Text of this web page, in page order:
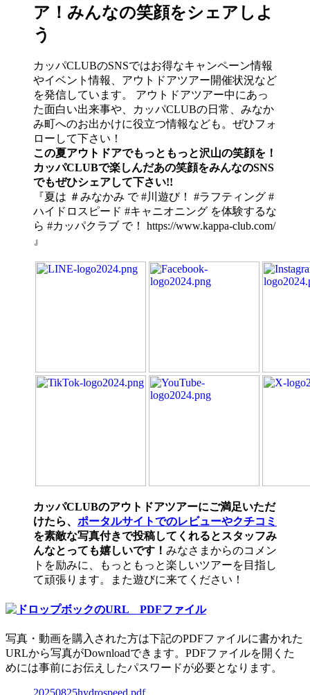
ア！みんなの笑顔をシェアしよ
う
カッパCLUBのSNSではお得なキャンペーン情報
やイベント情報、アウトドアツアー開催状況など
を発信しています。 アウトドアツアー中にあっ
た面白い出来事や、カッパCLUBの日常、みなか
み町へのお出かけに役立つ情報なども。ぜひフォ
ローして下さい！
この夏アウトドアでもっともっと沢山の笑顔を！
カッパCLUBで楽しんだあの笑顔をみんなのSNS
でもぜひシェアして下さい!!
『夏は ＃みなかみ で #川遊び！ #ラフティング #
ハイドロスピード #キャニオニング を体験するな
ら #カッパクラブ で！ https://www.kappa-club.com/
』
カッパCLUBのアウトドアツアーにご満足いただ
けたら、 ポータルサイトでのレビューやクチコミ
を素敵な写真付きで投稿してくれるとスタッフみ
んなとっても嬉しいです！ みなさまからのコメン
トを励みに、もっともっと楽しいツアーを目指し
て頑張ります。また遊びに来てください！
写真・動画を購入された方は下記のPDFファイルに書かれた
URLから写真がDownloadできます。PDFファイルを開くた
めには事前にお伝えしたパスワードが必要となります。
20250825hydrospeed.pdf